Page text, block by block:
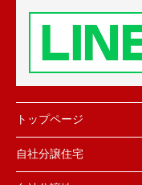
トップページ
自社分譲住宅